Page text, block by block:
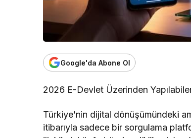
Google'da Abone Ol
2026 E-Devlet Üzerinden
Türkiye’nin dijital dönüşümündeki
itibarıyla sadece bir sorgulama